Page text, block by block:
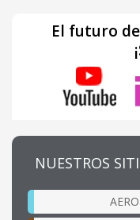
El futuro
NUESTROS